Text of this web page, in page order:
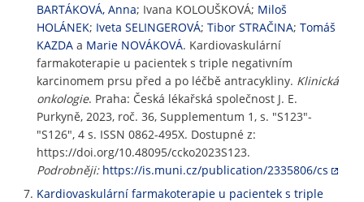
BARTÁKOVÁ, Anna; Ivana KOLOUŠKOVÁ; Miloš
HOLÁNEK; Iveta SELINGEROVÁ; Tibor STRAČINA; Tomáš
KAZDA a Marie NOVÁKOVÁ. Kardiovaskulární
farmakoterapie u pacientek s triple negativním
karcinomem prsu před a po léčbě antracykliny. Klinická
onkologie. Praha: Česká lékařská společnost J. E.
Purkyně, 2023, roč. 36, Supplementum 1, s. "S123"-
"S126", 4 s. ISSN 0862-495X. Dostupné z:
https://doi.org/10.48095/ccko2023S123.
Podrobněji: https://is.muni.cz/publication/2335806/cs
Kardiovaskulární farmakoterapie u pacientek s triple